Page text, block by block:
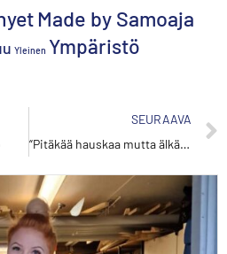
Made by Samoaja
Yleinen Ympäristö
SEURAAVA
“Pitäkää hauskaa mutta älkää hölmöilkö ihan liikaa” – haastattelussa turva